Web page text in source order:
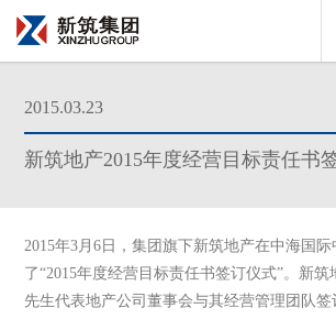
2015.03.23
新筑地产2015年度经营目标责任书
2015年3月6 日 ，集团旗下新筑地产在中海国
了“2015年度经营目标责任书签订仪式”。新筑
先生代表地产公司董事会与其经营管理团队签